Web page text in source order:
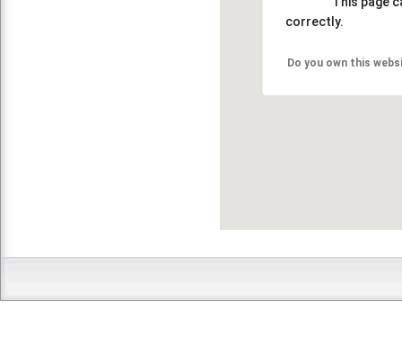
correctly.
Do you own this